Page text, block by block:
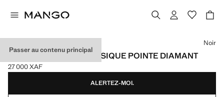
Passer au contenu principal
NŒUD PAPILLON CLASSIQUE POINTE DIAMANT
Prix actuel [27 000 XAF ]
27 000 XAF
Choisissez une couleur
Noir
ALERTEZ-MOI.